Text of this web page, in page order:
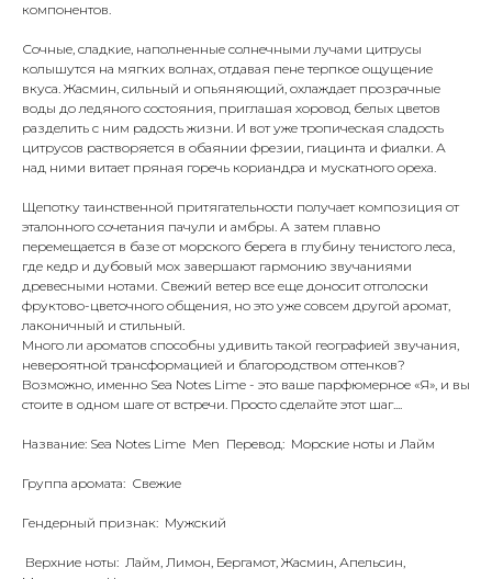
компонентов.
Сочные, сладкие, наполненные солнечными лучами цитрусы
колышутся на мягких волнах, отдавая пене терпкое ощущение
вкуса. Жасмин, сильный и опьяняющий, охлаждает прозрачные
воды до ледяного состояния, приглашая хоровод белых цветов
разделить с ним радость жизни. И вот уже тропическая сладость
цитрусов растворяется в обаянии фрезии, гиацинта и фиалки. А
над ними витает пряная горечь кориандра и мускатного ореха.
Щепотку таинственной притягательности получает композиция от
эталонного сочетания пачули и амбры. А затем плавно
перемещается в базе от морского берега в глубину тенистого леса,
где кедр и дубовый мох завершают гармонию звучаниями
древесными нотами. Свежий ветер все еще доносит отголоски
фруктово-цветочного общения, но это уже совсем другой аромат,
лаконичный и стильный.
Много ли ароматов способны удивить такой географией звучания,
невероятной трансформацией и благородством оттенков?
Возможно, именно Sea Notes Lime - это ваше парфюмерное «Я», и вы
стоите в одном шаге от встречи. Просто сделайте этот шаг....
Название: Sea Notes Lime Men Перевод: Морские ноты и Лайм
Группа аромата: Свежие
Гендерный признак: Мужский
Верхние ноты: Лайм, Лимон, Бергамот, Жасмин, Апельсин,